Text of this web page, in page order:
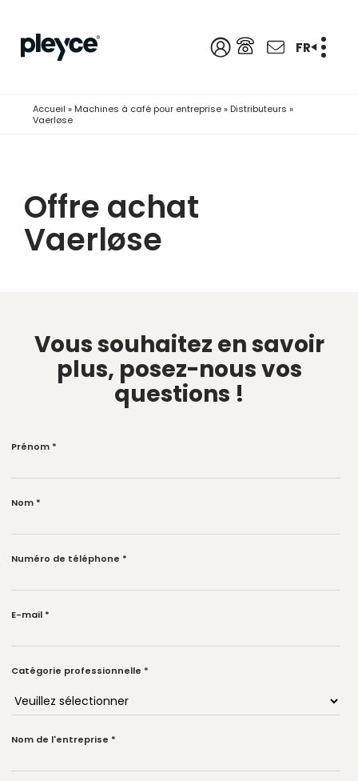
FR
Accueil » Machines à café pour entreprise» Distributeurs »
Vaerløse
Offre achat
Vaerløse
Vous souhaitez en savoir
plus, posez-nous vos
questions !
Prénom *
Nom *
Numéro de téléphone *
E-mail *
Catégorie professionnelle *
Nom de l'entreprise *